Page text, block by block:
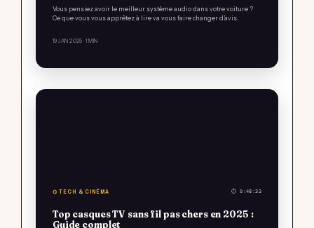
Vous pensiez avoir le meilleur système audio dans votre voiture ?
Ce que vous vous apprêtez à lire va vous faire changer d’avis.
19 JAN 2025 · 1 MIN
⌬ TECH & CINÉMA ⏱ 0:48:33
Top casques TV sans fil pas chers en 2025 :
Guide complet